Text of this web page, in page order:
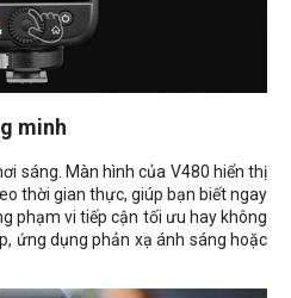
minh
sáng. Màn hình của V480 hiển thị
thời gian thực, giúp bạn biết ngay
phạm vi tiếp cận tối ưu hay không
ứng dụng phản xạ ánh sáng hoặc